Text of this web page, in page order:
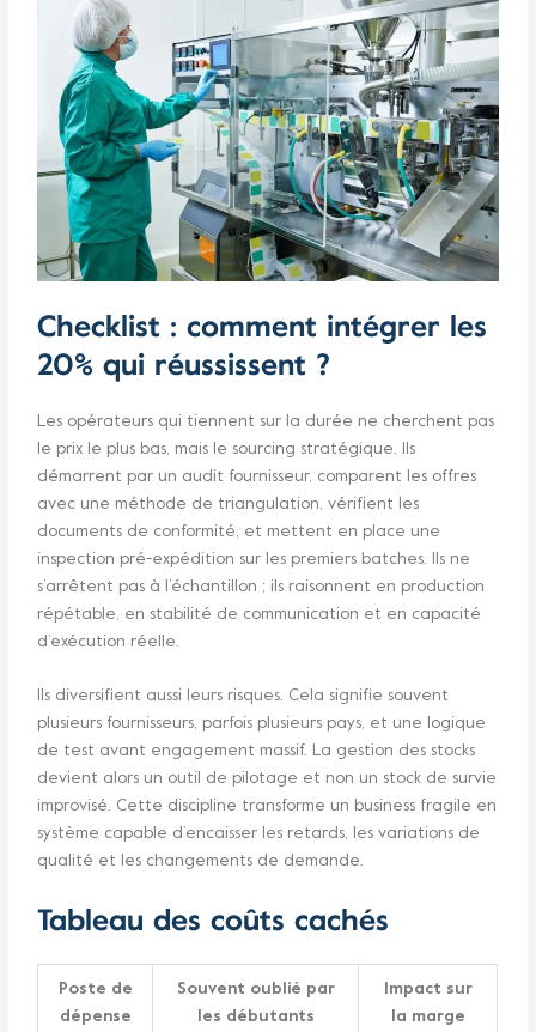
Checklist : comment intégrer les
20% qui réussissent ?
Les opérateurs qui tiennent sur la durée ne cherchent pas
le prix le plus bas, mais le sourcing stratégique. Ils
démarrent par un audit fournisseur, comparent les offres
avec une méthode de triangulation, vérifient les
documents de conformité, et mettent en place une
inspection pré-expédition sur les premiers batches. Ils ne
s’arrêtent pas à l’échantillon ; ils raisonnent en production
répétable, en stabilité de communication et en capacité
d’exécution réelle.
Ils diversifient aussi leurs risques. Cela signifie souvent
plusieurs fournisseurs, parfois plusieurs pays, et une logique
de test avant engagement massif. La gestion des stocks
devient alors un outil de pilotage et non un stock de survie
improvisé. Cette discipline transforme un business fragile en
système capable d’encaisser les retards, les variations de
qualité et les changements de demande.
Tableau des coûts cachés
Poste de
dépense
Souvent oublié par
les débutants
Impact sur
la marge